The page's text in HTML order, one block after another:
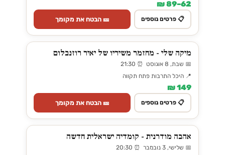
62–89 ₪
📋 פרטים נוספים 🎫 הבטח את מקומך
מיקה שלי - מחזמר משיריו של יאיר רוזנבלום
📅 שבת, 8 אוגוסט ⏰ 21:30
📍 היכל התרבות פתח תקווה
149 ₪
📋 פרטים נוספים 🎫 הבטח את מקומך
אהבה מודרנית - קומדיה ישראלית חדשה
📅 שלישי, 3 נובמבר ⏰ 20:30